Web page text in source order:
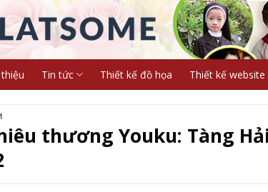
Tin tức Thiết kế đồ họa Thiết kế website
thương Youku: Tàng